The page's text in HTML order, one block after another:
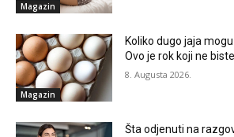
Magazin
Magazin
Koliko dugo jaja
Ovo je rok koji ne
8. Augusta 2026.
Šta odjenuti na